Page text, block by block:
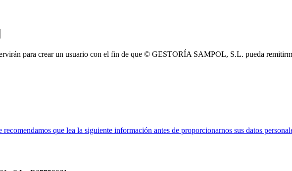
para crear un usuario con el fin de que © GESTORÍA SAMPOL, S.L. pueda
recomendamos que lea la siguiente información antes de proporcionarnos sus datos